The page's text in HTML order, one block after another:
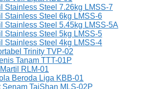
Stainless Steel 7.26kg LMSS-7
Stainless Steel 6kg LMSS-6
Stainless Steel 5.45kg LMSS-5A
Stainless Steel 5kg LMSS-5
Stainless Steel 4kg LMSS-4
Trinity TVP-02
Tanam TTT-01P
RLM-01
Beroda Liga KBB-01
Senam TaiShan MLS-02P